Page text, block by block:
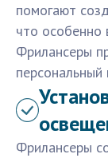
помогают
что особенно
Фрилансеры
Фрилансеры